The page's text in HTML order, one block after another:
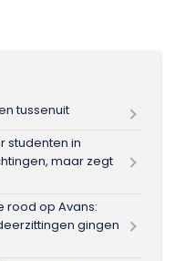
tussenuit
studenten in
maar zegt
rood op Avans:
gingen